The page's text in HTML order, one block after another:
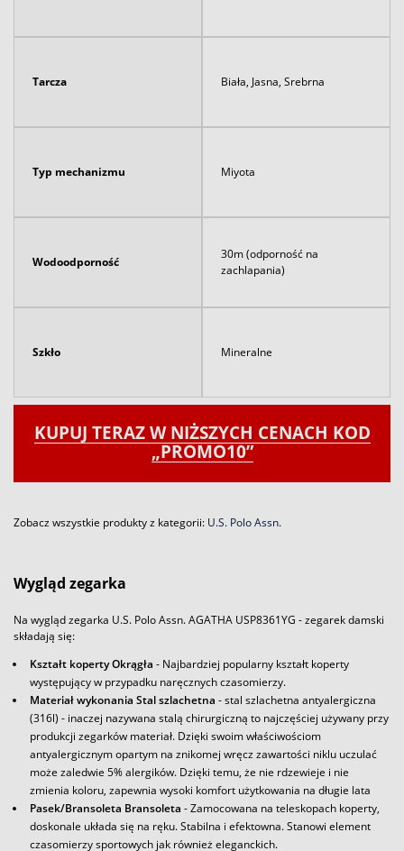
Tarcza Biała, Jasna, Srebrna
Typ mechanizmu Miyota
Wodoodporność
30m (odporność na
zachlapania)
Szkło Mineralne
KUPUJ TERAZ W NIŻSZYCH CENACH KOD
„PROMO10”
Zobacz wszystkie produkty z kategorii: U.S. Polo Assn.
Wygląd zegarka
Na wygląd zegarka U.S. Polo Assn. AGATHA USP8361YG - zegarek damski
składają się:
Kształt koperty Okrągła - Najbardziej popularny kształt koperty
występujący w przypadku naręcznych czasomierzy.
Materiał wykonania Stal szlachetna - stal szlachetna antyalergiczna
(316l) - inaczej nazywana stalą chirurgiczną to najczęściej używany przy
produkcji zegarków materiał. Dzięki swoim właściwościom
antyalergicznym opartym na znikomej wręcz zawartości niklu uczulać
może zaledwie 5% alergików. Dzięki temu, że nie rdzewieje i nie
zmienia koloru, zapewnia wysoki komfort użytkowania na długie lata
Pasek/Bransoleta Bransoleta - Zamocowana na teleskopach koperty,
doskonale układa się na ręku. Stabilna i efektowna. Stanowi element
czasomierzy sportowych jak również eleganckich.